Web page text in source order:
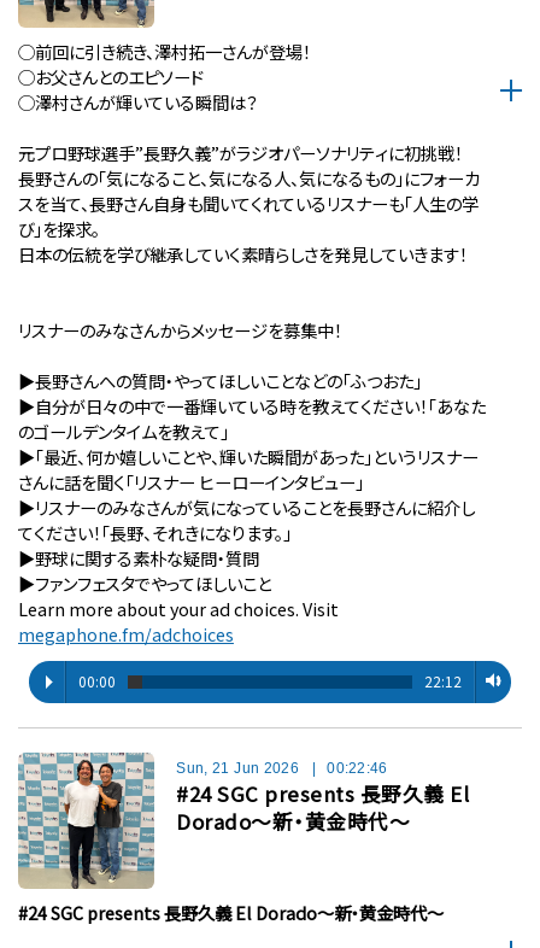
◯前回に引き続き、澤村拓一さんが登場！
◯お父さんとのエピソード
◯澤村さんが輝いている瞬間は？
元プロ野球選手”長野久義”がラジオパーソナリティに初挑戦！
長野さんの「気になること、気になる人、気になるもの」にフォーカ
スを当て、長野さん自身も聞いてくれているリスナーも「人生の学
び」を探求。
日本の伝統を学び継承していく素晴らしさを発見していきます！
リスナーのみなさんからメッセージを募集中！
▶︎長野さんへの質問・やってほしいことなどの「ふつおた」
▶︎自分が⽇々の中で⼀番輝いている時を教えてください！「あなた
のゴールデンタイムを教えて」
▶︎「最近、何か嬉しいことや、輝いた瞬間があった」というリスナー
さんに話を聞く「リスナー ヒーローインタビュー」
▶︎リスナーのみなさんが気になっていることを長野さんに紹介し
てください！「長野、それきになります。」
▶︎野球に関する素朴な疑問・質問
▶︎ファンフェスタでやってほしいこと
Learn more about your ad choices. Visit
megaphone.fm/adchoices
00:00 22:12
Sun, 21 Jun 2026 00:22:46
#24 SGC presents 長野久義 El
Dorado〜新・黄金時代〜
#24 SGC presents 長野久義 El Dorado〜新・黄金時代〜